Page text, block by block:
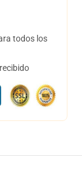
todos los